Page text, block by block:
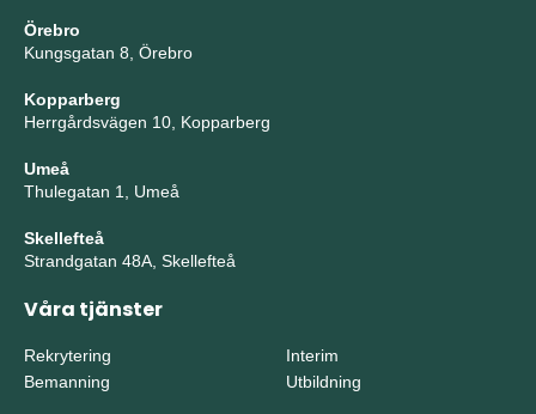
Örebro
Kungsgatan 8, Örebro
Kopparberg
Herrgårdsvägen 10, Kopparberg
Umeå
Thulegatan 1, Umeå
Skellefteå
Strandgatan 48A, Skellefteå
Våra tjänster
Rekrytering
Bemanning
Interim
Utbildning